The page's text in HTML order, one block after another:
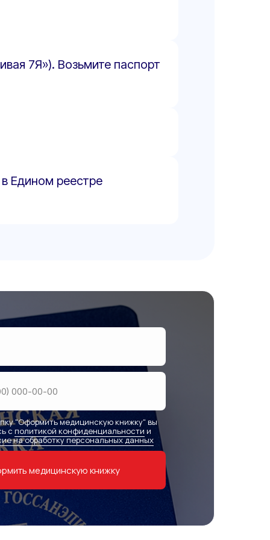
7Я»). Возьмите паспорт
Едином реестре
"Оформить медицинскую книжку" вы
с политикой конфиденциальности и
на обработку персональных данных
медицинскую книжку